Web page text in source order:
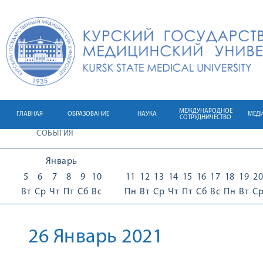
ГЛАВНАЯ ОБРАЗОВАНИЕ НАУКА
МЕЖДУНАРОДНОЕ
СОТРУДНИЧЕСТВО
СОБЫТИЯ
Январь
5
Вт
6
Ср
7
Чт
8
Пт
9
Сб
10
Вс
11
Пн
12
Вт
13
Ср
14
Чт
15
Пт
16
Сб
17
Вс
18
Пн
19
Вт
20
Ср
26 Январь 2021